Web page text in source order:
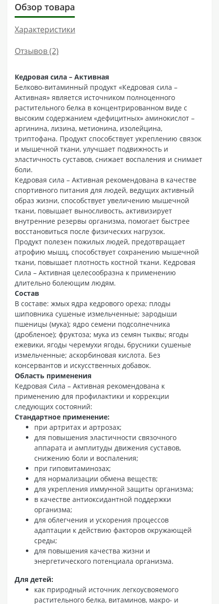
Обзор товара
Характеристики
Отзывов (2)
Кедровая сила – Активная
Белково-витаминный продукт «Кедровая сила –
Активная» является источником полноценного
растительного белка в концентрированном виде с
высоким содержанием «дефицитных» аминокислот –
аргинина, лизина, метионина, изолейцина,
триптофана. Продукт способствует укреплению связок
и мышечной ткани, улучшает подвижность и
эластичность суставов, снижает воспаления и снимает
боли.
Кедровая сила – Активная рекомендована в качестве
спортивного питания для людей, ведущих активный
образ жизни, способствует увеличению мышечной
ткани, повышает выносливость, активизирует
внутренние резервы организма, помогает быстрее
восстановиться после физических нагрузок.
Продукт полезен пожилых людей, предотвращает
атрофию мышц, способствует сохранению мышечной
ткани, повышает плотность костной ткани. Кедровая
Сила – Активная целесообразна к применению
длительно болеющим людям.
Состав
В составе: жмых ядра кедрового ореха; плоды
шиповника сушеные измельченные; зародыши
пшеницы (мука); ядро семени подсолнечника
(дробленое); фруктоза; мука из семян тыквы; ягоды
ежевики, ягоды черемухи ягоды, брусники сушеные
измельченные; аскорбиновая кислота. Без
консервантов и искусственных добавок.
Область применения
Кедровая Сила – Активная рекомендована к
применению для профилактики и коррекции
следующих состояний:
Стандартное применение:
при артритах и артрозах;
для повышения эластичности связочного
аппарата и амплитуды движения суставов,
снижению боли и воспаления;
при гиповитаминозах;
для нормализации обмена веществ;
для укрепления иммунной защиты организма;
в качестве антиоксидантной поддержки
организма;
для облегчения и ускорения процессов
адаптации к действию факторов окружающей
среды;
для повышения качества жизни и
энергетического потенциала организма.
Для детей:
как природный источник легкоусвояемого
растительного белка, витаминов, макро- и